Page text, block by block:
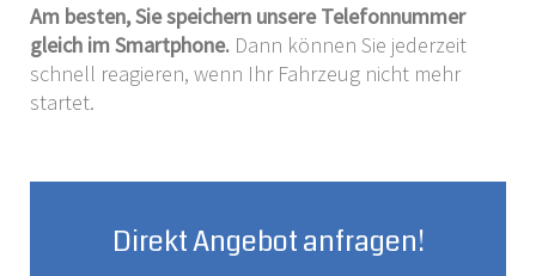
Am besten, Sie speichern unsere Telefonnummer
gleich im Smartphone. Dann können Sie jederzeit
schnell reagieren, wenn Ihr Fahrzeug nicht mehr
startet.
Direkt Angebot anfragen!